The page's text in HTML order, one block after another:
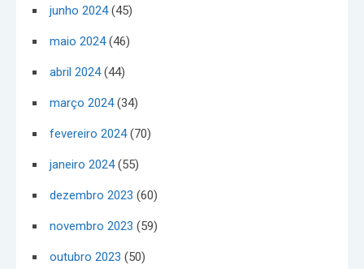
junho 2024(45)
maio 2024(46)
abril 2024(44)
março 2024(34)
fevereiro 2024(70)
janeiro 2024(55)
dezembro 2023 (60)
novembro 2023 (59)
outubro 2023 (50)